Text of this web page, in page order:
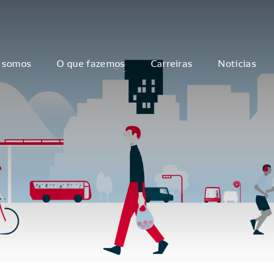
O que fazemos Carreiras Notícias